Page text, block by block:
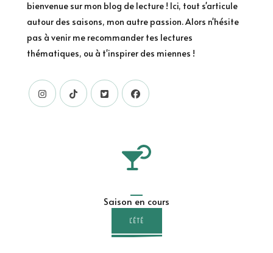
bienvenue sur mon blog de lecture ! Ici, tout s'articule
autour des saisons, mon autre passion. Alors n'hésite
pas à venir me recommander tes lectures
thématiques, ou à t'inspirer des miennes !
Saison en cours
L'ÉTÉ